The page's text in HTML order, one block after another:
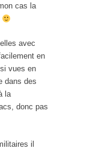
cas la
avec
en
vues en
dans des
la
donc pas
il